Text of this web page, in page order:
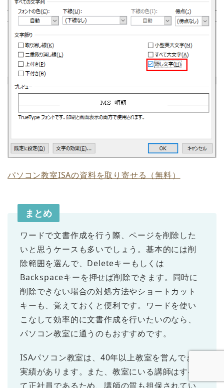
パソコン教室ISAの資料を取り寄せる（無料）
まとめ
ワードで文書作成を行う際、ページを削除した
いと思うケースも多いでしょう。基本的には削
除範囲を選んで、Deleteキーもしくは
Backspaceキーを押せば削除できます。同時に
削除できない場合の対処方法やショートカット
キーも、覚えておくと便利です。ワードを使い
こなして効率的に文書作成を行いたいのなら、
パソコン教室に通うのもおすすめです。
ISAパソコン教室は、40年以上教室を営んできた
実績があります。また、教室にいる講師はすべ
て正社員であるため、講師の質も担保されてい